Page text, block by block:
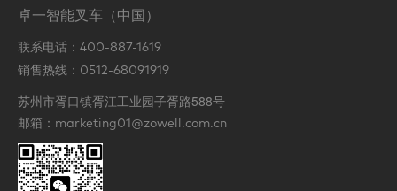
卓一智能叉车（中国）
联系电话： 400-887-1619
销售热线： 0512-68091919
苏州市胥口镇胥江工业园子胥路588号
邮箱： marketing01@zowell.com.cn